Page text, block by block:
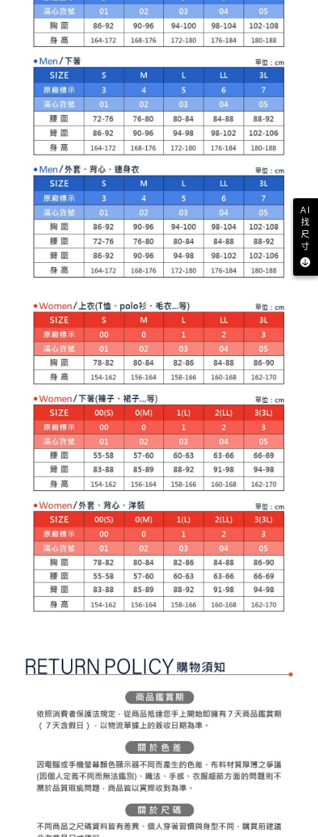
用戶於交易時，得透過本服務購買商品或服務，並由商店將買賣／分期付款
買賣價金債權讓與本公司後，依約使用本公司帳單繳交帳款。
2.基於同意付款使用「大哥付你分期」之契約關係目的，商店將以您的個人
資料（包含姓名、電話或地址）提供予台灣大哥大進項蒐集、處理及利用，
由本公司與您本人進行分期帳單所需資料之確認、核對及更正。
3.完整用戶服務條款，請詳閱以下連結：
https://oppay.tw/userRule
※ 請注意：結帳手續完成當下不需立刻繳費，但若您需要取消訂單，請聯絡
購買商品的店家。未經商家同意取消之訂單仍視為有效，需透過AFTEE先享
後付繳納相關費用。
※ 交易是否成功請以「AFTEE先享後付 」之結帳頁面顯示為準，若有關於
是否繳費成功／繳費後需取消欲退款等相關疑問，請聯繫「AFTEE先享後付
客戶支援中心」https://netprotections.freshdesk.com/support/home
【注意事項】
１．透過由恩沛科技股份有限公司提供之「AFTEE先享後付」服務完成之交
易，需依本服務之必要範圍內提供個人資料，並將交易相關給付款項請求債
權轉讓予恩沛科技股份有限公司。
２．關於個人資料處理事宜，請瀏覽以下網址：
https://aftee.tw/terms/#terms3
３．未成年的使用者請事先徵得法定代理人或監護人之同意方可使用
「AFTEE先享後付」，若未經同意申辦者引起之損失，本公司不負相關責
４．使用「AFTEE先享後付」時，將依據個別帳號之用戶狀況，依本公司即
時審查核予不同之上限額度；若仍有額度不足之情形，本公司將視審查結果
請求用戶進行身份認證。
５．嚴禁一人註冊多個帳號或使用他人資訊註冊。若發現惡意使用之情形，
恩沛科技股份有限公司將有權停止該用戶之使用額度並採取法律行動。
每筆NT$80，滿NT$2,000(含以上)免運費
付款後萊爾富取貨
每筆NT$80，滿NT$2,000(含以上)免運費
7-11取貨付款
每筆NT$80，滿NT$2,000(含以上)免運費
付款後7-11取貨
每筆NT$80，滿NT$2,000(含以上)免運費
每筆NT$80，滿NT$2,000(含以上)免運費
離島宅配
每筆NT$280，滿NT$2,000(含以上)免運費
AI
找
尺
寸